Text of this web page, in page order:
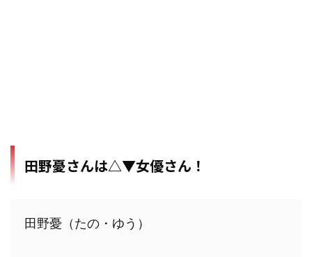
田野憂さんは△▼女優さん！
田野憂（たの・ゆう）